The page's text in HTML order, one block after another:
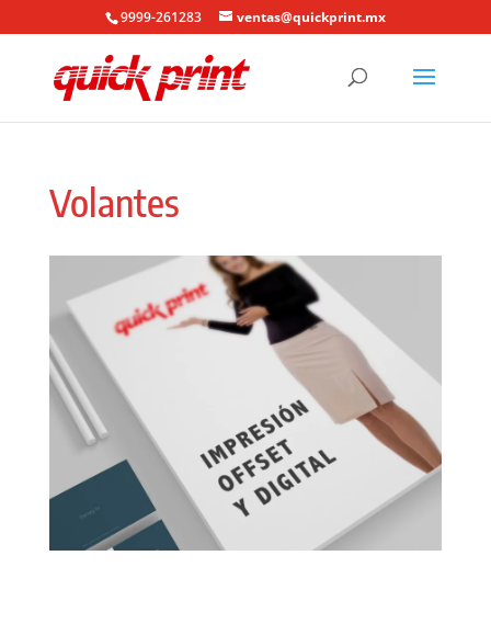
9999-261283 ventas@quickprint.mx
Volantes